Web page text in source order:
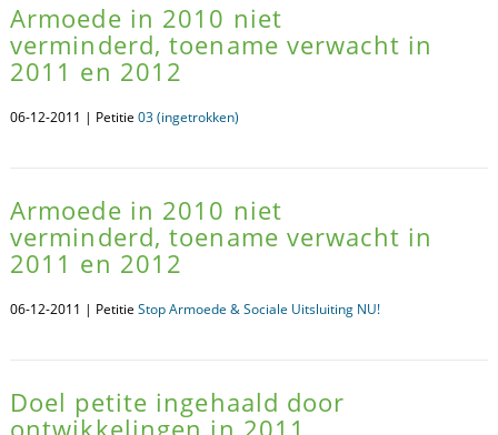
Armoede in 2010 niet
verminderd, toename verwacht in
2011 en 2012
06-12-2011 | Petitie 03 (ingetrokken)
Armoede in 2010 niet
verminderd, toename verwacht in
2011 en 2012
06-12-2011 | Petitie Stop Armoede & Sociale Uitsluiting NU!
Doel petite ingehaald door
ontwikkelingen in 2011